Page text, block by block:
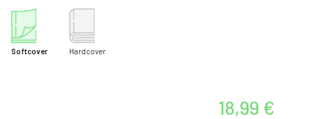
Softcover Hardcover
18,99 €